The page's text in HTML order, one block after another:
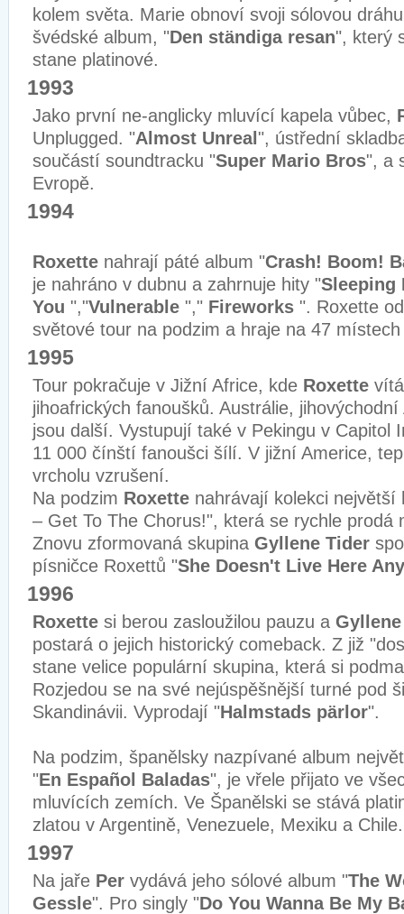
kolem světa. Marie obnoví svoji sólovou
švédské album, "Den ständiga resan", který
stane platinové.
1993
Jako první ne-anglicky mluvící kapela vůbec,
Unplugged. "Almost Unreal", ústřední
součástí soundtracku "Super Mario Bros", a
Evropě.
1994
Roxette nahrají páté album "Crash! Boom!
je nahráno v dubnu a zahrnuje hity "Sleeping
You ","Vulnerable "," Fireworks ". Roxette
světové tour na podzim a hraje na 47
1995
Tour pokračuje v Jižní Africe, kde Roxette
jihoafrických fanoušků. Austrálie,
jsou další. Vystupují také v Pekingu v Capitol
11 000 čínští fanoušci šílí. V jižní Americe,
vrcholu vzrušení.
Na podzim Roxette nahrávají kolekci největší
– Get To The Chorus!", která se rychle prodá
Znovu zformovaná skupina Gyllene Tider
písničce Roxettů "She Doesn't Live Here
1996
Roxette si berou zasloužilou pauzu a
postará o jejich historický comeback. Z již
stane velice populární skupina, která si
Rozjedou se na své nejúspěšnější turné pod
Skandinávii. Vyprodají "Halmstads pärlor".
Na podzim, španělsky nazpívané album
"En Español Baladas", je vřele přijato ve
mluvících zemích. Ve Španělski se stává
zlatou v Argentině, Venezuele, Mexiku a Chile.
1997
Na jaře Per vydává jeho sólové album "The
Gessle". Pro singly "Do You Wanna Be My